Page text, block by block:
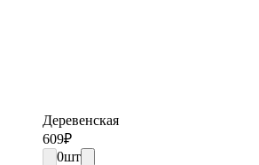
Деревенская
609₽
0шт